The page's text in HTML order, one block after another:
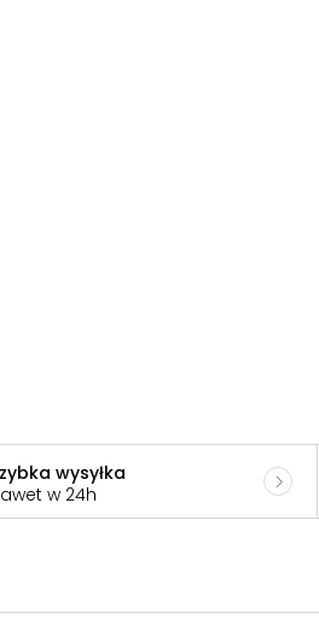
wysyłka
w 24h